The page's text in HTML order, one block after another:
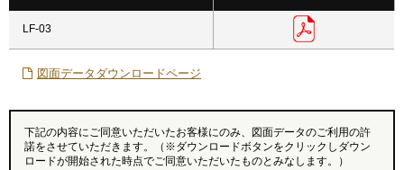
LF-03
図面データダウンロードページ
下記の内容にご同意いただいたお客様にのみ、図面データのご利用の許
諾をさせていただきます。（※ダウンロードボタンをクリックしダウン
ロードが開始された時点でご同意いただいたものとみなします。）